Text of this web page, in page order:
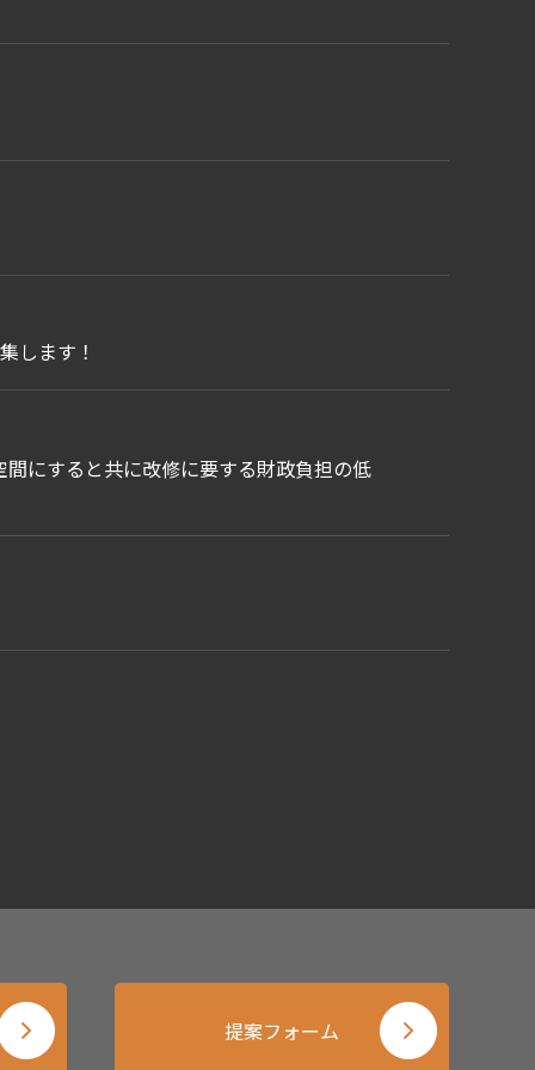
します！
にすると共に改修に要する財政負担の低
提案フォーム